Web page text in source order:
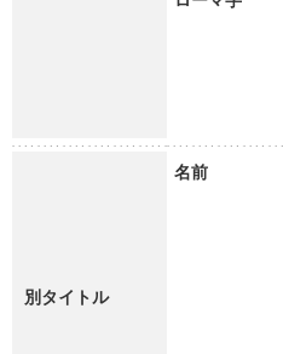
別タイトル
名前